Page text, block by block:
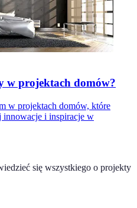
w projektach domów?
w projektach domów, które
innowacje i inspiracje w
się wszystkiego o projekty